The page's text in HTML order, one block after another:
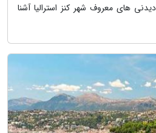
های معروف شهر کنز استرالیا آشنا